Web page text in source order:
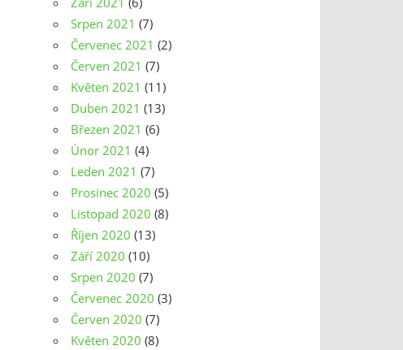
Srpen 2021 (7)
Červenec 2021 (2)
Červen 2021 (7)
Květen 2021 (11)
Duben 2021 (13)
Březen 2021 (6)
Únor 2021 (4)
Leden 2021 (7)
Prosinec 2020 (5)
Listopad 2020 (8)
Říjen 2020 (13)
Září 2020 (10)
Srpen 2020 (7)
Červenec 2020 (3)
Červen 2020 (7)
Květen 2020 (8)